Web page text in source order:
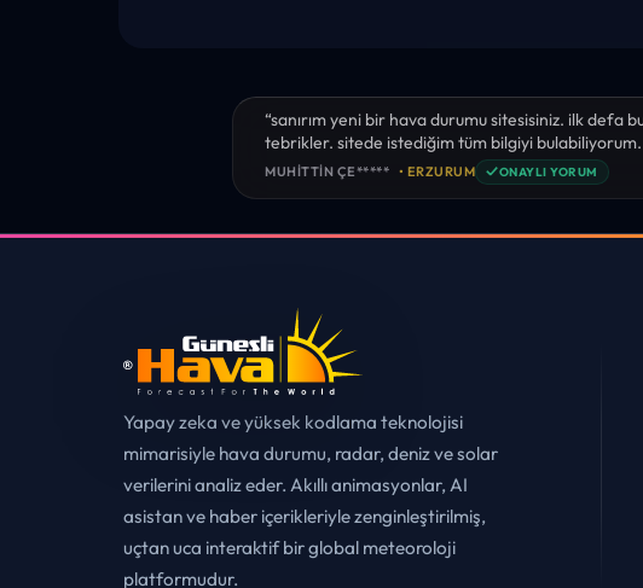
“sanırım yeni bir hava durumu sitesisiniz. ilk defa
tebrikler. sitede istediğim tüm bilgiyi bulabiliyorum.
MUHITTIN ÇE***** • ERZURUM ✓ONAYLI YORUM
Yapay zeka ve yüksek kodlama teknolojisi
mimarisiyle hava durumu, radar, deniz ve solar
verilerini analiz eder. Akıllı animasyonlar, AI
asistan ve haber içerikleriyle zenginleştirilmiş,
uçtan uca interaktif bir global meteoroloji
platformudur.